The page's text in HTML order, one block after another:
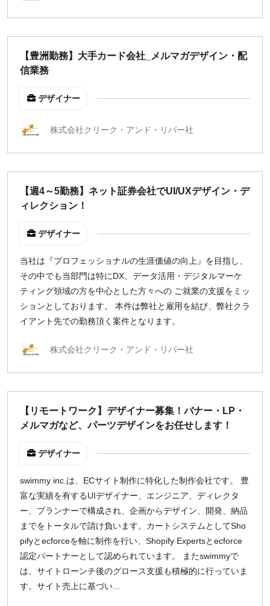
【豊洲勤務】大手カード会社_メルマガデザイン・配
信業務
デザイナー
株式会社クリーク・アンド・リバー社
【週4～5勤務】ネット証券会社でUI/UXデザイン・デ
ィレクション！
デザイナー
当社は『プロフェッショナルの生涯価値の向上』を目指し、
その中でも当部門は特にDX、データ活用・デジタルマーケ
ティング領域の方を中心とした方々への ご就業の支援をミッ
ションとしております。 本件は弊社と雇用を結び、弊社クラ
イアント先での勤務頂く案件となります。
株式会社クリーク・アンド・リバー社
【リモートワーク】デザイナー募集！バナー・LP・
メルマガなど、パーツデザインをお任せします！
デザイナー
swimmy inc.は、ECサイト制作に特化した制作会社です。 豊
富な実績を有するUIデザイナー、エンジニア、ディレクタ
ー、プランナーで構成され、企画からデザイン、開発、納品
までをトータルで請け負います。カートシステムとしてSho
pifyとecforceを軸に制作を行い、Shopify Expertsとecforce
認定パートナーとして認められています。 またswimmyで
は、サイトローンチ後のグロース支援も積極的に行っていま
す。サイト売上に基づい...